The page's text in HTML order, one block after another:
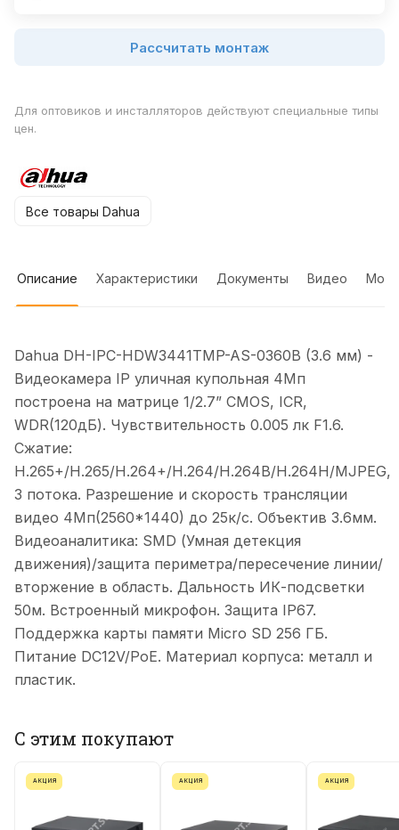
Рассчитать монтаж
Для оптовиков и инсталляторов действуют специальные типы
цен.
Все товары Dahua
Описание Характеристики Документы Видео
Dahua DH-IPC-HDW3441TMP-AS-0360B (3.6 мм) -
Видеокамера IP уличная купольная 4Мп
построена на матрице 1/2.7” CMOS, ICR,
WDR(120дБ). Чувствительность 0.005 лк F1.6.
Сжатие:
H.265+/H.265/H.264+/H.264/H.264B/H.264H/MJPEG,
3 потока. Разрешение и скорость трансляции
видео 4Мп(2560*1440) до 25к/с. Объектив 3.6мм.
Видеоаналитика: SMD (Умная детекция
движения)/защита периметра/пересечение линии/
вторжение в область. Дальность ИК-подсветки
50м. Встроенный микрофон. Защита IP67.
Поддержка карты памяти Micro SD 256 ГБ.
Питание DC12V/PoE. Материал корпуса: металл и
пластик.
С этим покупают
АКЦИЯ АКЦИЯ АКЦИЯ